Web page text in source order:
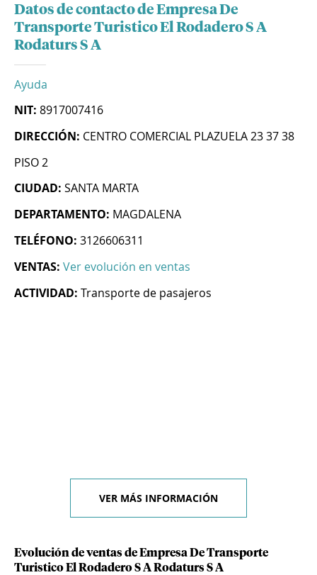
Datos de contacto de Empresa De
Transporte Turistico El Rodadero S A
Rodaturs S A
Ayuda
NIT: 8917007416
DIRECCIÓN: CENTRO COMERCIAL PLAZUELA 23 37 38
PISO 2
CIUDAD: SANTA MARTA
DEPARTAMENTO: MAGDALENA
TELÉFONO: 3126606311
VENTAS: Ver evolución en ventas
ACTIVIDAD: Transporte de pasajeros
VER MÁS INFORMACIÓN
Evolución de ventas de Empresa De Transporte
Turistico El Rodadero S A Rodaturs S A